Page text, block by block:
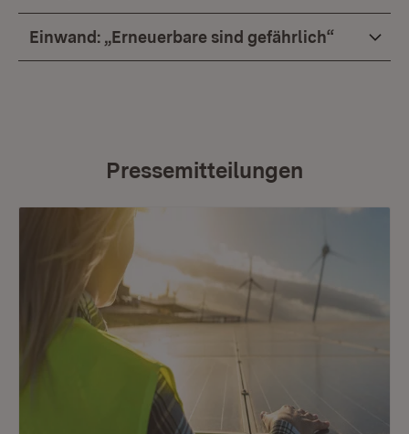
Einwand: „Erneuerbare sind gefährlich“
Pressemitteilungen